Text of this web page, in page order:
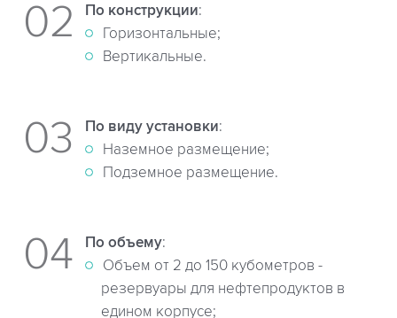
По конструкции:
Горизонтальные;
Вертикальные.
По виду установки:
Наземное размещение;
Подземное размещение.
По объему:
Объем от 2 до 150 кубометров -
резервуары для нефтепродуктов в
едином корпусе;